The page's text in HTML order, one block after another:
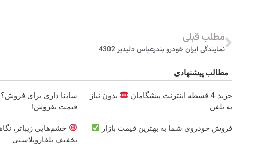
مطلب قبلی
نمایندگی ایران خودرو بندرعباس دلپذیر 4302
مطالب پیشنهادی
خرید 4 قسطه اینترنت پیشگامان
بدون نیاز
به تلفن
ساینا داری برای فروش؟
قیمت بفروش!
فروش خودروی شما به بهترین قیمت بازار چشم‌هایی زیباتر،
تخفیف بلفاروپلاستی